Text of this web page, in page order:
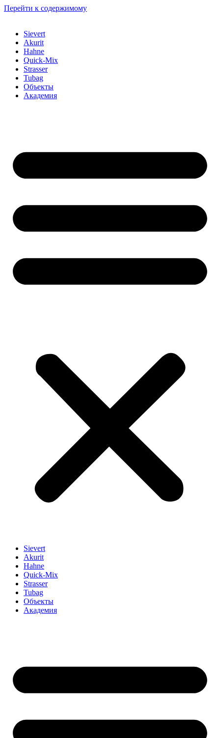
Перейти к содержимому
Sievert
Akurit
Hahne
Quick-Mix
Strasser
Tubag
Объекты
Академия
Sievert
Akurit
Hahne
Quick-Mix
Strasser
Tubag
Объекты
Академия